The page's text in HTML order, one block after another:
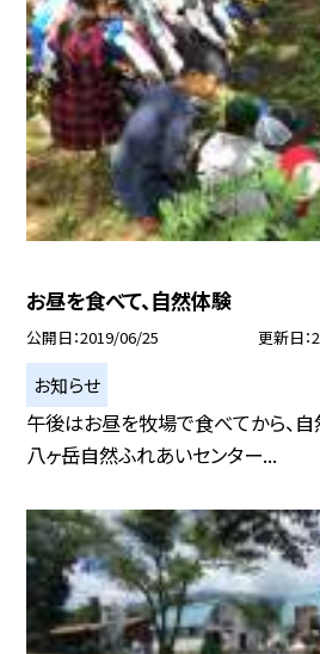
お昼を食べて、自然体験
公開日 2019/06/25 更新日
お知らせ
午後はお昼を牧場で食べてから、自
八ヶ岳自然ふれあいセンター...